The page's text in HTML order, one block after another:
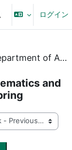
索入力に切り替える
ログイン
Department of Applied Mathematics and Probability Theory - 2020 Spring
and